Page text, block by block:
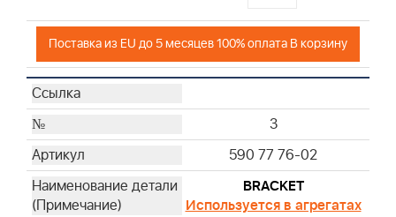
Поставка из EU до 5 месяцев 100% оплата В корзину
3
590 77 76-02
BRACKET
Используется в агрегатах